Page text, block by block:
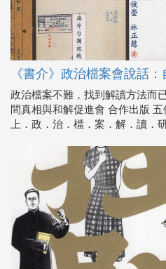
《書介》政治檔案會說話
政治檔案不難，找到解讀方法而
間真相與和解促進會 合作出版
上．政．治．檔．案．解．讀．